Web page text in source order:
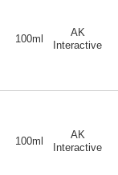
100ml
AK
Interactive
100ml
AK
Interactive